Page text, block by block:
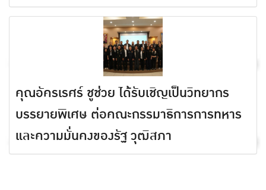
คุณอัครเรศร์ ชูช่วย ได้รับเชิญเป็นวิทยากร
บรรยายพิเศษ ต่อคณะกรรมาธิการการทหาร
และความมั่นคงของรัฐ วุฒิสภา